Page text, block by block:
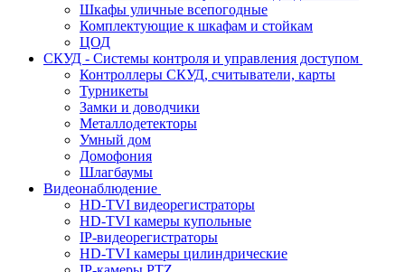
Шкафы уличные всепогодные
Комплектующие к шкафам и стойкам
ЦОД
СКУД - Системы контроля и управления доступом
Контроллеры СКУД, считыватели, карты
Турникеты
Замки и доводчики
Металлодетекторы
Умный дом
Домофония
Шлагбаумы
Видеонаблюдение
HD-TVI видеорегистраторы
HD-TVI камеры купольные
IP-видеорегистраторы
HD-TVI камеры цилиндрические